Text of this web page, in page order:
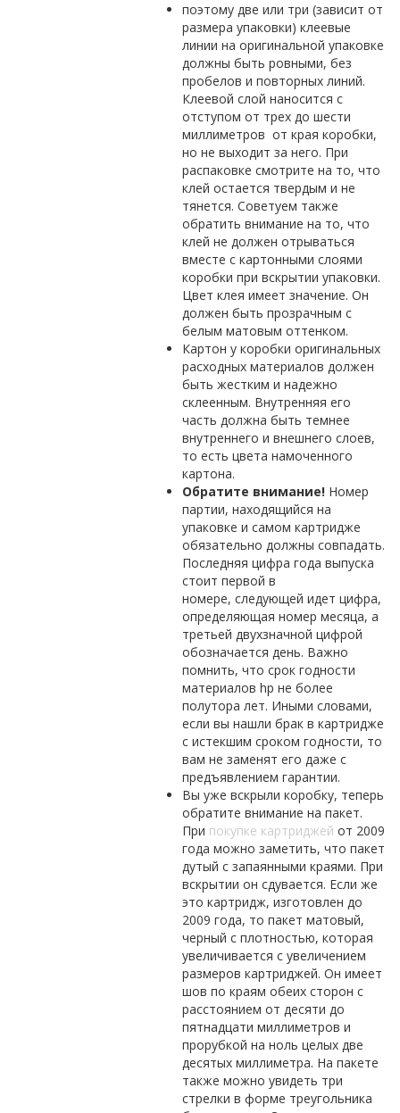
поэтому две или три (зависит от
размера упаковки) клеевые
линии на оригинальной упаковке
должны быть ровными, без
пробелов и повторных линий.
Клеевой слой наносится с
отступом от трех до шести
миллиметров от края коробки,
но не выходит за него. При
распаковке смотрите на то, что
клей остается твердым и не
тянется. Советуем также
обратить внимание на то, что
клей не должен отрываться
вместе с картонными слоями
коробки при вскрытии упаковки.
Цвет клея имеет значение. Он
должен быть прозрачным с
белым матовым оттенком.
Картон у коробки оригинальных
расходных материалов должен
быть жестким и надежно
склеенным. Внутренняя его
часть должна быть темнее
внутреннего и внешнего слоев,
то есть цвета намоченного
картона.
Обратите внимание! Номер
партии, находящийся на
упаковке и самом картридже
обязательно должны совпадать.
Последняя цифра года выпуска
стоит первой в
номере, следующей идет цифра,
определяющая номер месяца, а
третьей двухзначной цифрой
обозначается день. Важно
помнить, что срок годности
материалов hp не более
полутора лет. Иными словами,
если вы нашли брак в картридже
с истекшим сроком годности, то
вам не заменят его даже с
предъявлением гарантии.
Вы уже вскрыли коробку, теперь
обратите внимание на пакет.
При покупке картриджей от 2009
года можно заметить, что пакет
дутый с запаянными краями. При
вскрытии он сдувается. Если же
это картридж, изготовлен до
2009 года, то пакет матовый,
черный с плотностью, которая
увеличивается с увеличением
размеров картриджей. Он имеет
шов по краям обеих сторон с
расстоянием от десяти до
пятнадцати миллиметров и
прорубкой на ноль целых две
десятых миллиметра. На пакете
также можно увидеть три
стрелки в форме треугольника